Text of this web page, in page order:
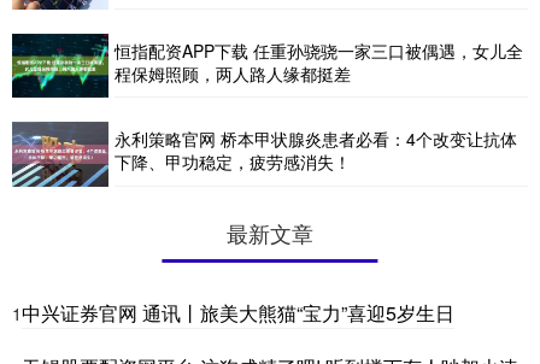
恒指配资APP下载 任重孙骁骁一家三口被偶遇，女儿全
程保姆照顾，两人路人缘都挺差
永利策略官网 桥本甲状腺炎患者必看：4个改变让抗体
下降、甲功稳定，疲劳感消失！
最新文章
1中兴证券官网 通讯丨旅美大熊猫“宝力”喜迎5岁生日